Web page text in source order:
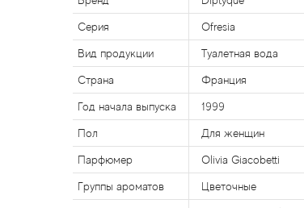
Серия Ofresia
Вид продукции Туалетная вода
Страна Франция
Год начала выпуска 1999
Пол Для женщин
Парфюмер Olivia Giacobetti
Группы ароматов Цветочные